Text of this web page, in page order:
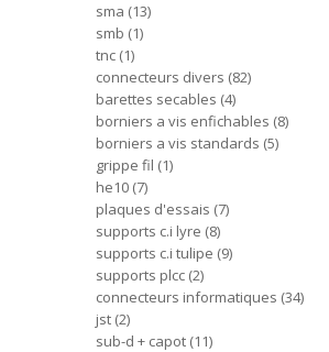
sma 13
smb 1
tnc 1
connecteurs divers 82
barettes secables 4
borniers a vis enfichables 8
borniers a vis standards 5
grippe fil 1
he10 7
plaques d'essais 7
supports c.i lyre 8
supports c.i tulipe 9
supports plcc 2
connecteurs informatiques 34
jst 2
sub-d + capot 11